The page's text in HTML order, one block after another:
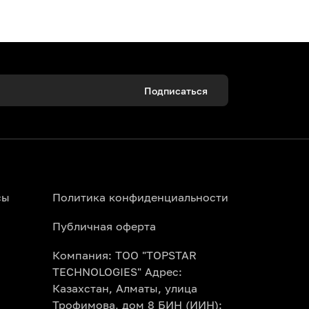
можно онлайн за пару минут.
Наша умная афиша покажет
месяц сразу.
Подписаться
Политика конфиденциальности
Публичная оферта
Компания: ТОО "TOPSTAR
TECHNOLOGIES" Адрес:
Казахстан, Алматы, улица
Трофимова, дом 8 БИН (ИИН):